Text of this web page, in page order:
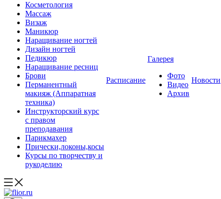
Косметология
Массаж
Визаж
Маникюр
Наращивание ногтей
Дизайн ногтей
Педикюр
Наращивание ресниц
Брови
Перманентный
макияж (Аппаратная
техника)
Инструкторский курс
с правом
преподавания
Парикмахер
Прически,локоны,косы
Курсы по творчеству и
рукоделию
Расписание
Галерея
Фото
Видео
Архив
Новости